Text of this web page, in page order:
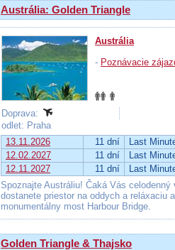
Austrália: Golden Triangle
Austrália
- Poznávacie
Doprava:
odlet: Praha
13.11.2026
11 dní Last
12.02.2027
11 dní Last
12.11.2027
11 dní Last
Spoznajte Austráliu! Čaká Vás
dostanete priestor na oddych a reláxaciu
monumentálny most Harbour Bridge.
Golden Triangle & Thajsko